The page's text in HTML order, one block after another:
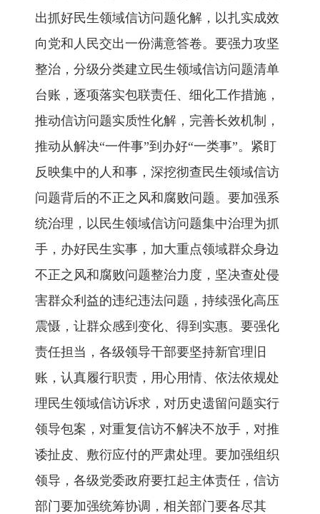
出抓好民生领域信访问题化解，以扎实成效
向党和人民交出一份满意答卷。要强力攻坚
整治，分级分类建立民生领域信访问题清单
台账，逐项落实包联责任、细化工作措施，
推动信访问题实质性化解，完善长效机制，
推动从解决“一件事”到办好“一类事”。紧盯
反映集中的人和事，深挖彻查民生领域信访
问题背后的不正之风和腐败问题。要加强系
统治理，以民生领域信访问题集中治理为抓
手，办好民生实事，加大重点领域群众身边
不正之风和腐败问题整治力度，坚决查处侵
害群众利益的违纪违法问题，持续强化高压
震慑，让群众感到变化、得到实惠。要强化
责任担当，各级领导干部要坚持新官理旧
账，认真履行职责，用心用情、依法依规处
理民生领域信访诉求，对历史遗留问题实行
领导包案，对重复信访不解决不放手，对推
诿扯皮、敷衍应付的严肃处理。要加强组织
领导，各级党委政府要扛起主体责任，信访
部门要加强统筹协调，相关部门要各尽其